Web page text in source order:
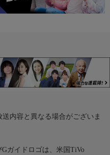
内容と異なる場合がございま
ガイドロゴは、米国TiVo